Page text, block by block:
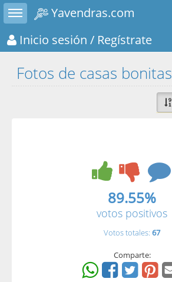
Toggle sidebar
Yavendras.com
Inicio sesión / Regístrate
Fotos de casas bonitas
89.55%
votos positivos
Votos totales: 67
Comparte: